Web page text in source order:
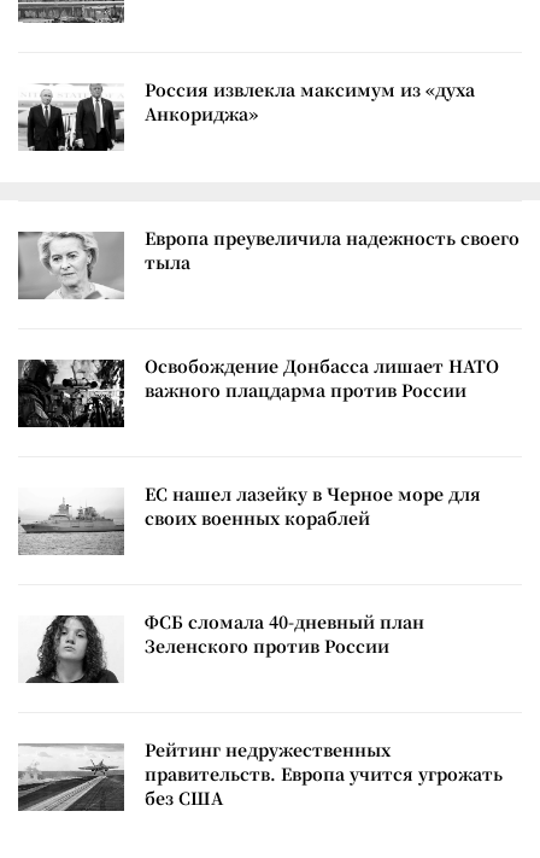
Россия извлекла максимум из «духа
Анкориджа»
Европа преувеличила надежность своего
тыла
Освобождение Донбасса лишает НАТО
важного плацдарма против России
ЕС нашел лазейку в Черное море для
своих военных кораблей
ФСБ сломала 40-дневный план
Зеленского против России
Рейтинг недружественных
правительств. Европа учится угрожать
без США